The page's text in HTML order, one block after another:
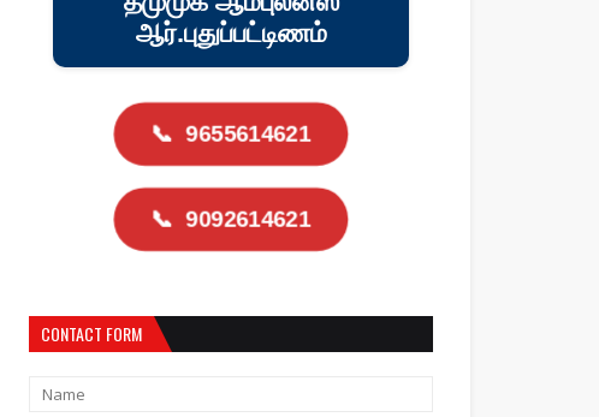
ஆர்.புதுப்பட்டிணம்
📞 9655614621
📞 9092614621
CONTACT FORM